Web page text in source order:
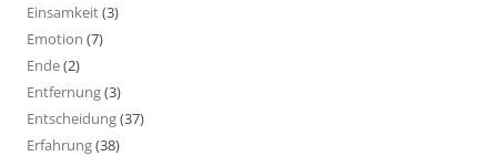
Einsamkeit(3)
Emotion (7)
Ende(2)
Entfernung(3)
Entscheidung(37)
Erfahrung(38)